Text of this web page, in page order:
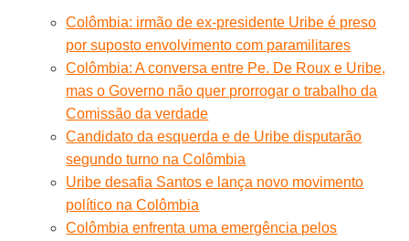
Colômbia: irmão de ex-presidente Uribe é preso
por suposto envolvimento com paramilitares
Colômbia: A conversa entre Pe. De Roux e Uribe,
mas o Governo não quer prorrogar o trabalho da
Comissão da verdade
Candidato da esquerda e de Uribe disputarão
segundo turno na Colômbia
Uribe desafia Santos e lança novo movimento
político na Colômbia
Colômbia enfrenta uma emergência pelos